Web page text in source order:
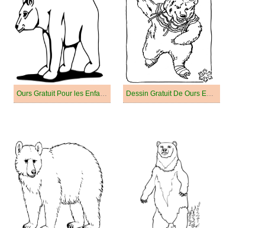
Ours Gratuit Pour les Enfants Dessin Gratuit De Ours En Colère